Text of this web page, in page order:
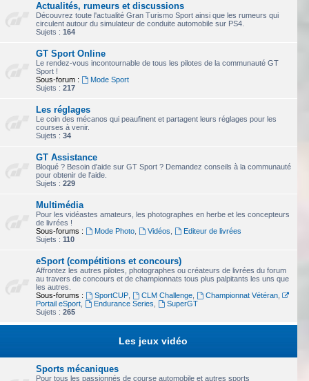
Actualités, rumeurs et discussions
Découvrez toute l'actualité Gran Turismo Sport ainsi que les rumeurs qui
circulent autour du simulateur de conduite automobile sur PS4.
Sujets : 164
GT Sport Online
Le rendez-vous incontournable de tous les pilotes de la communauté GT
Sport !
Sous-forum :
Mode Sport
Sujets : 217
Les réglages
Le coin des mécanos qui peaufinent et partagent leurs réglages pour les
courses à venir.
Sujets : 34
GT Assistance
Bloqué ? Besoin d'aide sur GT Sport ? Demandez conseils à la communauté
pour obtenir de l'aide.
Sujets : 229
Multimédia
Pour les vidéastes amateurs, les photographes en herbe et les concepteurs
de livrées !
Sous-forums :
Mode Photo, Vidéos
Editeur de livrées
Sujets : 110
eSport (compétitions et concours)
Affrontez les autres pilotes, photographes ou créateurs de livrées du forum
au travers de concours et de championnats tous plus palpitants les uns que
les autres.
Sous-forums :
SportCUP, CLM Challenge, Championnat Vétéran,
Portail eSport
Endurance Series
SuperGT
Sujets : 265
Les jeux vidéo
Sports mécaniques
Pour tous les passionnés de course automobile et autres sports